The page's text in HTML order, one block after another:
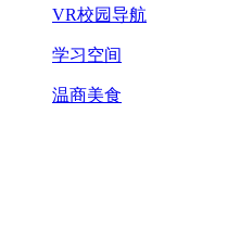
VR校园导航
学习空间
温商美食